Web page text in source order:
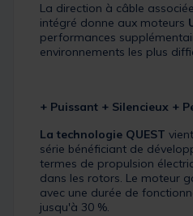
La direction à câble
intégré donne aux moteurs
performances
environnements les plus
+ Puissant + Silencieux +
La technologie QUEST
série bénéficiant de
termes de propulsion
dans les rotors. Le moteur
avec une durée de
jusqu'à 30 %.